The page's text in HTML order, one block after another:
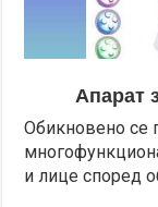
Апарат
Обикновено се
и лице според